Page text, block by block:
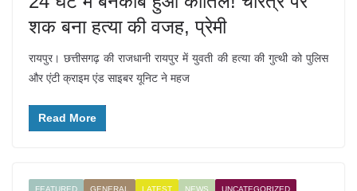
शक बना हत्या की वजह, प्रेमी
रायपुर। छत्तीसगढ़ की राजधानी रायपुर में युवती की हत्या की गुत्थी को पुलिस
और एंटी क्राइम एंड साइबर यूनिट ने महज
Read More
FEATURED GENERAL LATEST NEWS UNCATEGORIZED